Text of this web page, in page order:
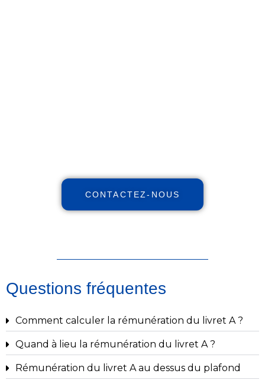
CONTACTEZ-NOUS
Questions fréquentes
Comment calculer la rémunération du livret A ?
Quand à lieu la rémunération du livret A ?
Rémunération du livret A au dessus du plafond